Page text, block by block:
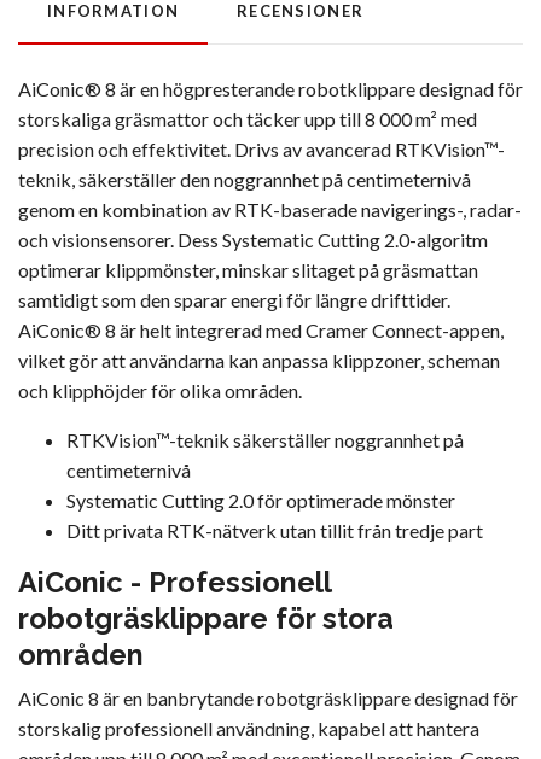
INFORMATION RECENSIONER
AiConic® 8 är en högpresterande robotklippare designad för
storskaliga gräsmattor och täcker upp till 8 000 m² med
precision och effektivitet. Drivs av avancerad RTKVision™-
teknik, säkerställer den noggrannhet på centimeternivå
genom en kombination av RTK-baserade navigerings-, radar-
och visionsensorer. Dess Systematic Cutting 2.0-algoritm
optimerar klippmönster, minskar slitaget på gräsmattan
samtidigt som den sparar energi för längre drifttider.
AiConic® 8 är helt integrerad med Cramer Connect-appen,
vilket gör att användarna kan anpassa klippzoner, scheman
och klipphöjder för olika områden.
RTKVision™-teknik säkerställer noggrannhet på
centimeternivå
Systematic Cutting 2.0 för optimerade mönster
Ditt privata RTK-nätverk utan tillit från tredje part
AiConic - Professionell
robotgräsklippare för stora
områden
AiConic 8 är en banbrytande robotgräsklippare designad för
storskalig professionell användning, kapabel att hantera